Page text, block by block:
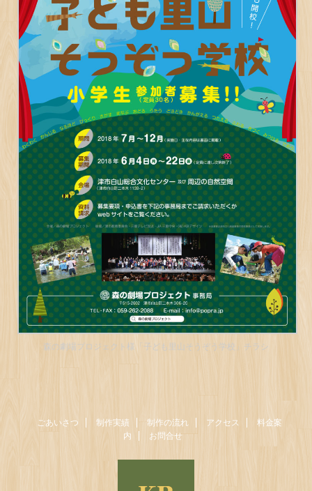
森の劇場プロジェクト様「子ども里山そうぞう学校」チラシ
ごあいさつ 制作実績 制作の流れ アクセス
料金案
内
お問合せ